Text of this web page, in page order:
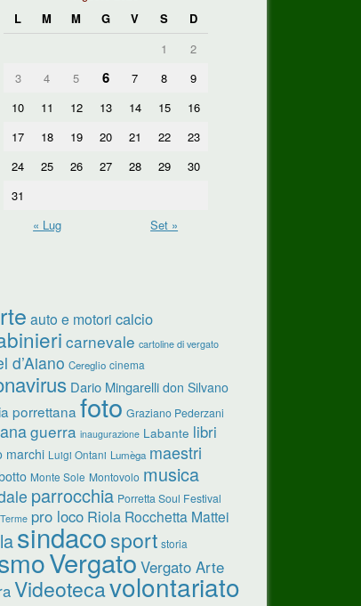
L
M M G V S
D
1
2
3
4 5 6 7 8
9
10
11 12 13 14 15
16
17
18 19 20 21 22
23
24
25 26 27 28 29
30
31
« Lug
Set »
auto e motori calcio
carnevale cartoline di vergato
d’Aiano Cereglio cinema
Dario Mingarelli don Silvano
porrettana foto Graziano Pederzani
guerra inaugurazione Labante libri
marchi Luigi Ontani Lumèga maestri
Monte Sole Montovolo musica
parrocchia Porretta Soul Festival
pro loco Riola Rocchetta Mattei
sindacosport storia
Vergato Vergato Arte
Videotecavolontariato